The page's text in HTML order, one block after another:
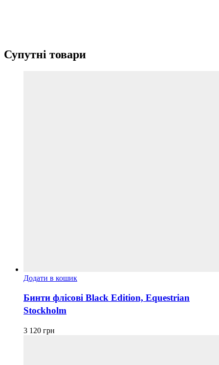
Супутні товари
Додати в кошик
Бинти флісові Black Edition, Equestrian
Stockholm
3 120 грн